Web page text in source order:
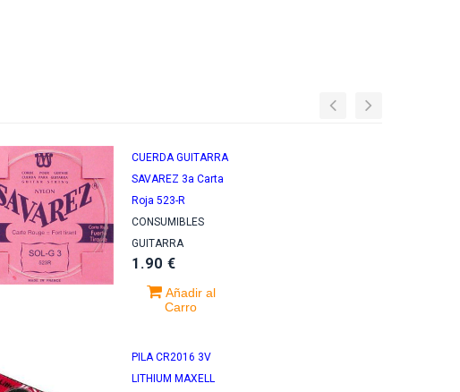
CUERDA GUITARRA
SAVAREZ 3a Carta
Roja 523-R
CONSUMIBLES
GUITARRA
1.90 €
Añadir al
Carro
PILA CR2016 3V
LITHIUM MAXELL